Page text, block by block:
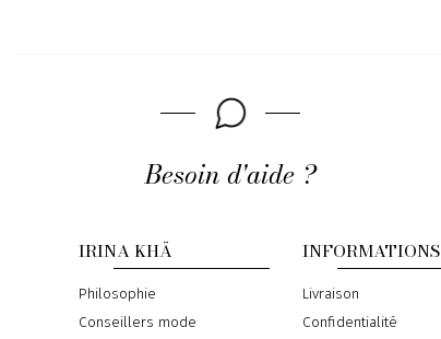
Besoin d'aide ?
IRINA KHÄ
Philosophie
Conseillers mode
INFORMATIONS
Livraison
Confidentialité